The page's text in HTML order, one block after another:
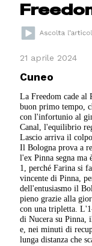
21 aprile 2024
Cuneo
La Freedom cade al
buon primo tempo,
con l'infortunio al
Canal, l'equilibrio
Lascio arriva il
Il Bologna prova a
l'ex Pinna segna
1, perché Farina si
vincente di Pinna,
dell'entusiasmo il
pieno grazie alla
con una tripletta.
di Nucera su Pinna,
e, nei minuti di
lunga distanza che